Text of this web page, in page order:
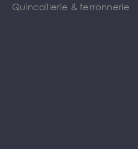
Quincaillerie & ferronnerie